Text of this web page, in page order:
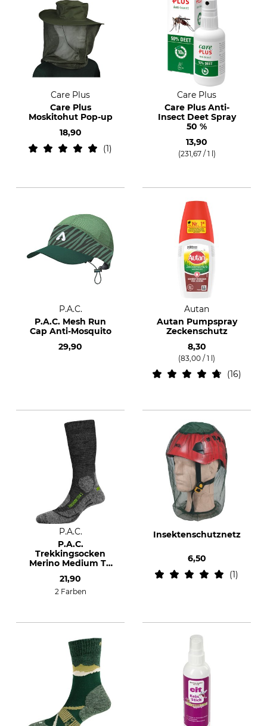
Care Plus
Care Plus
Moskitohut Pop-up
18,90
1
Care Plus
Care Plus Anti-
Insect Deet Spray
50 %
13,90
(231,67 / 1 l)
P.A.C.
P.A.C. Mesh Run
Cap Anti-Mosquito
29,90
Autan
Autan Pumpspray
Zeckenschutz
8,30
(83,00 / 1 l)
16
P.A.C.
P.A.C.
Trekkingsocken
Merino Medium TR
21,90
2 Farben
Insektenschutznetz
6,50
1